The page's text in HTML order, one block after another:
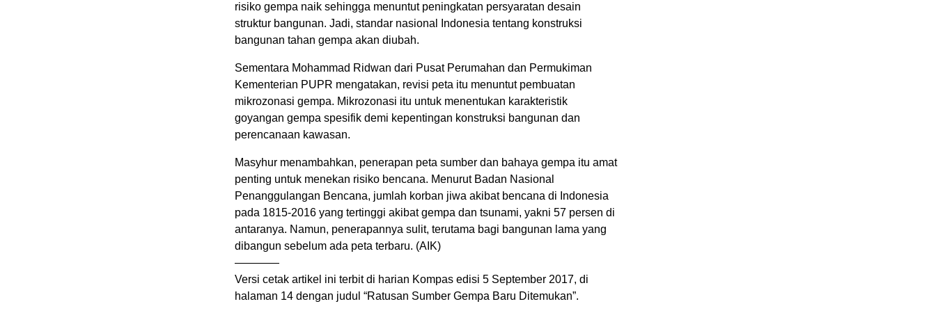
risiko gempa naik sehingga menuntut peningkatan persyaratan desain
struktur bangunan. Jadi, standar nasional Indonesia tentang konstruksi
bangunan tahan gempa akan diubah.
Sementara Mohammad Ridwan dari Pusat Perumahan dan Permukiman
Kementerian PUPR mengatakan, revisi peta itu menuntut pembuatan
mikrozonasi gempa. Mikrozonasi itu untuk menentukan karakteristik
goyangan gempa spesifik demi kepentingan konstruksi bangunan dan
perencanaan kawasan.
Masyhur menambahkan, penerapan peta sumber dan bahaya gempa itu amat
penting untuk menekan risiko bencana. Menurut Badan Nasional
Penanggulangan Bencana, jumlah korban jiwa akibat bencana di Indonesia
pada 1815-2016 yang tertinggi akibat gempa dan tsunami, yakni 57 persen di
antaranya. Namun, penerapannya sulit, terutama bagi bangunan lama yang
dibangun sebelum ada peta terbaru. (AIK)
————
Versi cetak artikel ini terbit di harian Kompas edisi 5 September 2017, di
halaman 14 dengan judul “Ratusan Sumber Gempa Baru Ditemukan”.